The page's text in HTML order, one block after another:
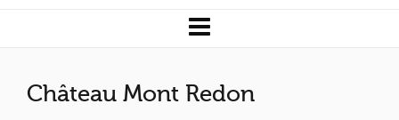
Château Mont Redon